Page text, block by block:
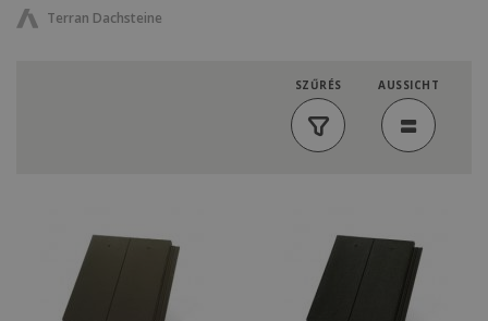
Terran Dachsteine
SZŰRÉS AUSSICHT
Lista